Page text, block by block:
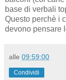
base di verbali
Questo perchè i
devono pensare
alle 09:59:00
Condividi